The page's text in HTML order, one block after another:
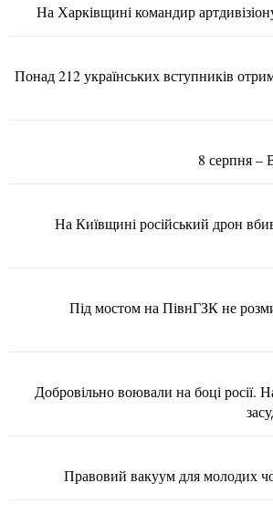
На Харківщині командир
Понад 212 українських вступників
8 серпня –
На Київщині російський дрон
Під мостом на ПівнГЗК не
Добровільно воювали на боці росії.
Правовий вакуум для молодих